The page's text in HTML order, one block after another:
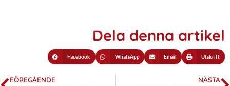
Dela denna artikel
Facebook WhatsApp Email Utskrift
FÖREGÅENDE NÄSTA